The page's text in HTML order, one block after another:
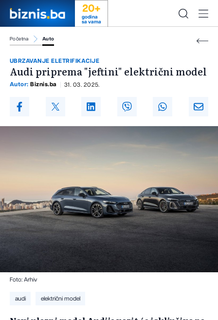
20+
godina
sa vama
Početna Auto
UBRZAVANJE ELETRIFIKACIJE
Audi priprema "jeftini" električni model
Autor: Biznis.ba 31. 03. 2025.
Foto: Arhiv
audi električni model